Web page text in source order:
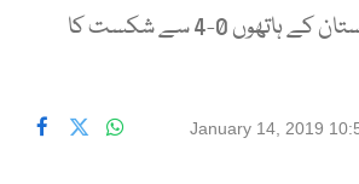
ترکمانستان کو ازبکستان کے ہاتھوں 0-4 سے شکست کا
January 14, 2019